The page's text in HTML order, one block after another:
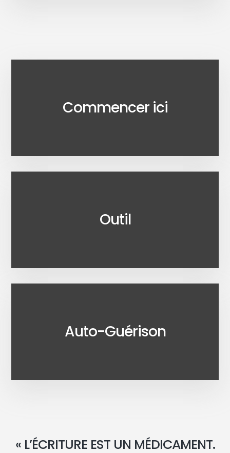
Commencer ici
Outil
Auto-Guérison
« L’ÉCRITURE EST UN MÉDICAMENT.